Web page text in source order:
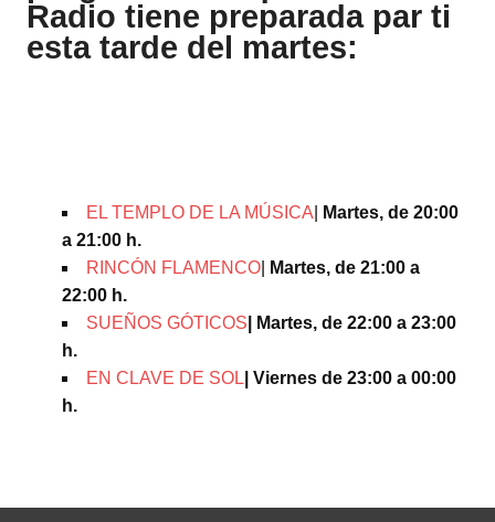
Radio tiene preparada par ti
esta tarde del martes:
EL TEMPLO DE LA MÚSICA
Martes, de 20:00
a 21:00 h.
RINCÓN FLAMENCO
Martes, de 21:00 a
22:00 h.
SUEÑOS GÓTICOS | Martes, de 22:00 a 23:00
h.
EN CLAVE DE SOL | Viernes de 23:00 a 00:00
h.